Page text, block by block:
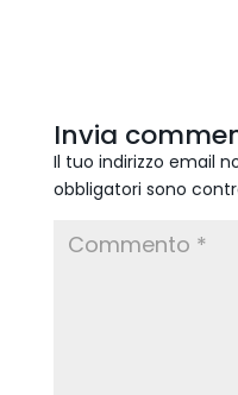
Invia
Il tuo indirizzo email
obbligatori sono